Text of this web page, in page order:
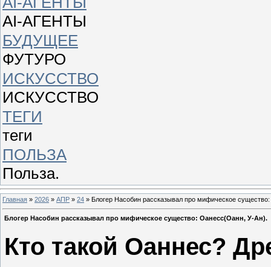
AI-АГЕНТЫ
БУДУЩЕЕ
ФУТУРО
ИСКУССТВО
ИСКУССТВО
ТЕГИ
теги
ПОЛЬЗА
Польза.
Главная » 2026 » АПР » 24 » Блогер Насобин рассказывал про мифическое
Блогер Насобин рассказывал про мифическое существо: Оанесс(Оанн, У‑Ан).
Кто такой Оаннес?